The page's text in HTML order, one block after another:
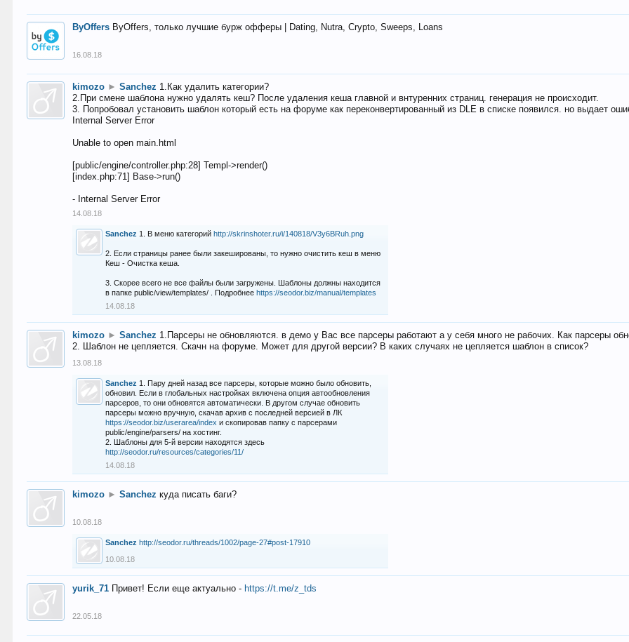
ByOffers ByOffers, только лучшие бурж офферы | Dating, Nutra, Crypto, Sweeps, Loans
16.08.18
kimozo ► Sanchez 1.Как удалить категории?
2.При смене шаблона нужно удалять кеш? После удаления кеша главной и внтуренних страниц. генерация не происходит.
3. Попробовал установить шаблон который есть на форуме как переконвертированный из DLE в списке появился. но выдает
Internal Server Error
Unable to open main.html
[public/engine/controller.php:28] Templ->render()
[index.php:71] Base->run()
- Internal Server Error
14.08.18
Sanchez 1. В меню категорийhttp://skrinshoter.ru/i/140818/V3y6BRuh.png
2. Если страницы ранее были закешированы, то нужно очистить кеш в меню
Кеш - Очистка кеша.
3. Скорее всего не все файлы были загружены. Шаблоны должны находится
в папке public/view/templates/ . Подробнееhttps://seodor.biz/manual/templates
14.08.18
kimozo ► Sanchez 1.Парсеры не обновляются. в демо у Вас все парсеры работают а у себя много не рабочих. Как парсеры
2. Шаблон не цепляется. Скачн на форуме. Может для другой версии? В каких случаях не цепляется шаблон в список?
13.08.18
Sanchez 1. Пару дней назад все парсеры, которые можно было обновить,
обновил. Если в глобальных настройках включена опция автообновления
парсеров, то они обновятся автоматически. В другом случае обновить
парсеры можно вручную, скачав архив с последней версией в ЛК
https://seodor.biz/userarea/index и скопировав папку с парсерами
public/engine/parsers/ на хостинг.
2. Шаблоны для 5-й версии находятся здесь
http://seodor.ru/resources/categories/11/
14.08.18
kimozo ► Sanchez куда писать баги?
10.08.18
Sanchez http://seodor.ru/threads/1002/page-27#post-17910
10.08.18
yurik_71 Привет! Если еще актуально - https://t.me/z_tds
22.05.18